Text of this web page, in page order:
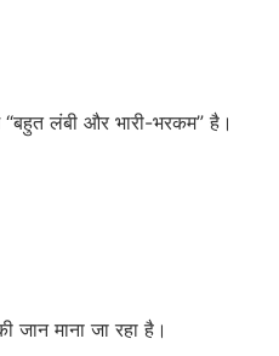
लंबी और भारी-भरकम” है।
जान माना जा रहा है।